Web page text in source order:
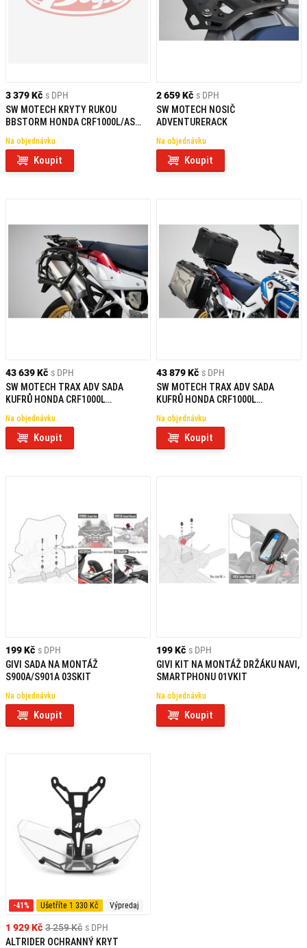
3 379 Kč s DPH
SW MOTECH KRYTY RUKOU
BBSTORM HONDA CRF1000L/AS
Na objednávku
Koupit
2 659 Kč s DPH
SW MOTECH NOSIČ
ADVENTURERACK
Na objednávku
Koupit
43 639 Kč s DPH
SW MOTECH TRAX ADV SADA
KUFRŮ HONDA CRF1000L
Na objednávku
Koupit
43 879 Kč s DPH
SW MOTECH TRAX ADV SADA
KUFRŮ HONDA CRF1000L
Na objednávku
Koupit
199 Kč s DPH
GIVI SADA NA MONTÁŽ
S900A/S901A 03SKIT
Na objednávku
Koupit
199 Kč s DPH
GIVI KIT NA MONTÁŽ DRŽÁKU NAVI,
SMARTPHONU 01VKIT
Na objednávku
Koupit
-41% Ušetříte 1 330 Kč Výpredaj
3 259 Kč
1 929 Kč
s DPH
ALTRIDER OCHRANNÝ KRYT